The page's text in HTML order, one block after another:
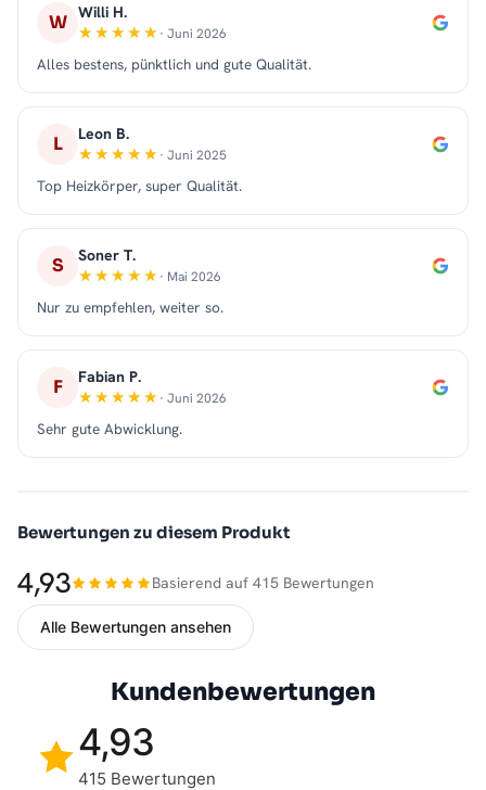
W Willi H.
· Juni 2026
Alles bestens, pünktlich und gute Qualität.
L Leon B.
· Juni 2025
Top Heizkörper, super Qualität.
S Soner T.
· Mai 2026
Nur zu empfehlen, weiter so.
F Fabian P.
· Juni 2026
Sehr gute Abwicklung.
Bewertungen zu diesem Produkt
4,93 Basierend auf 415 Bewertungen
Alle Bewertungen ansehen
Kundenbewertungen
4,93
415 Bewertungen